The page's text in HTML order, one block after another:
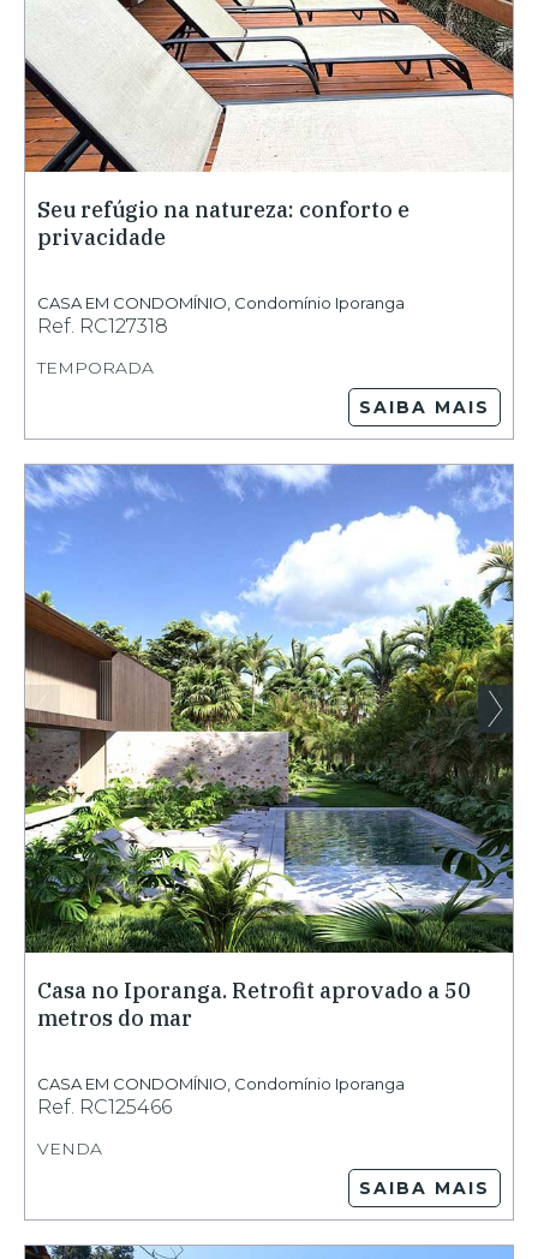
Seu refúgio na natureza: conforto e
privacidade
CASA EM CONDOMÍNIO Condomínio Iporanga
Ref. RC127318
TEMPORADA
SAIBA MAIS
Casa no Iporanga. Retrofit aprovado a 50
metros do mar
CASA EM CONDOMÍNIO Condomínio Iporanga
Ref. RC125466
VENDA
SAIBA MAIS